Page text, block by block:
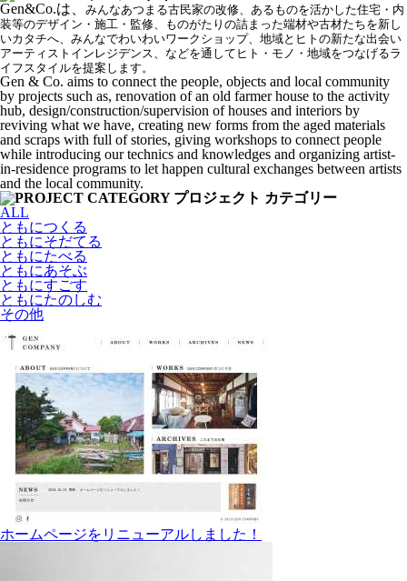
Gen&Co.は、 みんなあつまる古民家の改修、あるものを活かした住宅・内
装等のデザイン・施工・監修、ものがたりの詰まった端材や古材たちを新し
いカタチへ、みんなでわいわいワークショップ、地域とヒトの新たな出会い
アーティストインレジデンス、などを通してヒト・モノ・地域をつなげるラ
イフスタイルを提案します。
Gen & Co. aims to connect the people, objects and local community
by projects such as, renovation of an old farmer house to the activity
hub, design/construction/supervision of houses and interiors by
reviving what we have, creating new forms from the aged materials
and scraps with full of stories, giving workshops to connect people
while introducing our technics and knowledges and organizing artist-
in-residence programs to let happen cultural exchanges between artists
and the local community.
ALL
ともにつくる
ともにそだてる
ともにたべる
ともにあそぶ
ともにすごす
ともにたのしむ
その他
ホームページをリニューアルしました！